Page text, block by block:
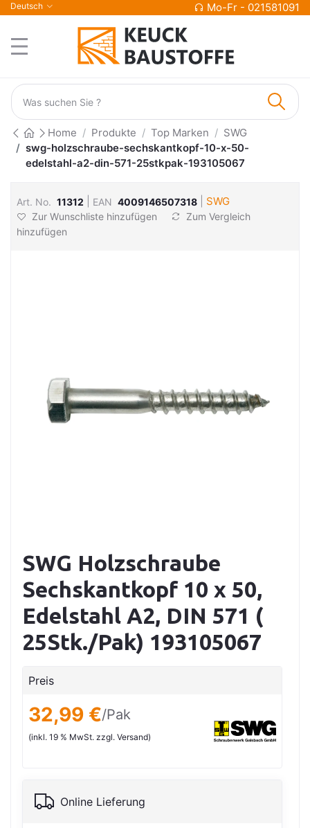
Deutsch Mo-Fr - 021581091
Home Produkte Top Marken
SWG
swg-holzschraube-sechskantkopf-10-x-50-
edelstahl-a2-din-571-25stkpak-193105067
Art. No. 11312 EAN 4009146507318 SWG
Zur Wunschliste hinzufügen
Zum Vergleich
hinzufügen
SWG Holzschraube
Sechskantkopf 10 x 50,
Edelstahl A2, DIN 571 (
25Stk./Pak) 193105067
Preis
32,99 €/Pak
(inkl. 19 % MwSt. zzgl. Versand)
Online Lieferung